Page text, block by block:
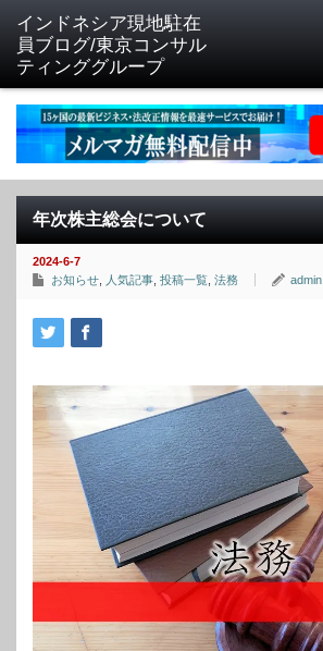
年次株主総会について
2024-6-7
お知らせ
人気記事 投稿一覧 法務 admin